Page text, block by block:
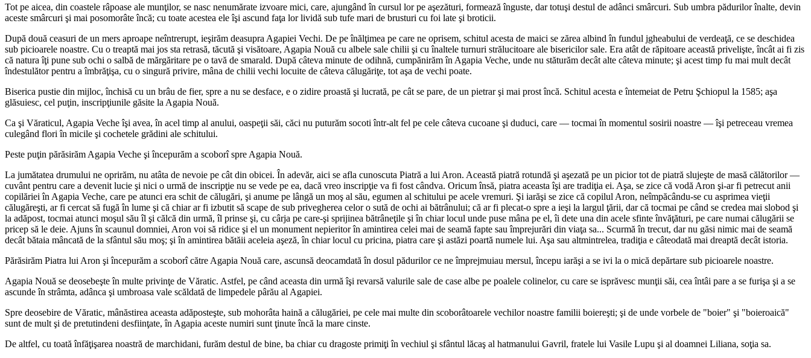
Tot pe aicea, din coastele râpoase ale munţilor, se nasc nenumărate izvoare mici, care, ajungând în cursul lor pe aşezături, formează înguste, dar totuşi destul de adânci smârcuri. Sub umbra pădurilor înalte, devin
aceste smârcuri şi mai posomorâte încă; cu toate acestea ele îşi ascund faţa lor lividă sub tufe mari de brusturi cu foi late şi broticii.
După două ceasuri de un mers aproape neîntrerupt, ieşirăm deasupra Agapiei Vechi. De pe înălţimea pe care ne oprisem, schitul acesta de maici se zărea albind în fundul jgheabului de verdeaţă, ce se deschidea
sub picioarele noastre. Cu o treaptă mai jos sta retrasă, tăcută şi visătoare, Agapia Nouă cu albele sale chilii şi cu înaltele turnuri strălucitoare ale bisericilor sale. Era atât de răpitoare această privelişte, încât ai fi zis
că natura îţi pune sub ochi o salbă de mărgăritare pe o tavă de smarald. După câteva minute de odihnă, cumpănirăm în Agapia Veche, unde nu stăturăm decât alte câteva minute; şi acest timp fu mai mult decât
îndestulător pentru a îmbrăţişa, cu o singură privire, mâna de chilii vechi locuite de câteva călugăriţe, tot aşa de vechi poate.
Biserica pustie din mijloc, închisă cu un brâu de fier, spre a nu se desface, e o zidire proastă şi lucrată, pe cât se pare, de un pietrar şi mai prost încă. Schitul acesta e întemeiat de Petru Şchiopul la 1585; aşa
glăsuiesc, cel puţin, inscripţiunile găsite la Agapia Nouă.
Ca şi Văraticul, Agapia Veche îşi avea, în acel timp al anului, oaspeţii săi, căci nu puturăm socoti într-alt fel pe cele câteva cucoane şi duduci, care — tocmai în momentul sosirii noastre — îşi petreceau vremea
culegând flori în micile şi cochetele grădini ale schitului.
Peste puţin părăsirăm Agapia Veche şi începurăm a scoborî spre Agapia Nouă.
La jumătatea drumului ne oprirăm, nu atâta de nevoie pe cât din obicei. În adevăr, aici se afla cunoscuta Piatră a lui Aron. Această piatră rotundă şi aşezată pe un picior tot de piatră slujeşte de masă călătorilor —
cuvânt pentru care a devenit lucie şi nici o urmă de inscripţie nu se vede pe ea, dacă vreo inscripţie va fi fost cândva. Oricum însă, piatra aceasta îşi are tradiţia ei. Aşa, se zice că vodă Aron şi-ar fi petrecut anii
copilăriei în Agapia Veche, care pe atunci era schit de călugări, şi anume pe lângă un moş al său, egumen al schitului pe acele vremuri. Şi iarăşi se zice că copilul Aron, neîmpăcându-se cu asprimea vieţii
călugăreşti, ar fi cercat să fugă în lume şi că chiar ar fi izbutit să scape de sub privegherea celor o sută de ochi ai bătrânului; că ar fi plecat-o spre a ieşi la largul ţării, dar că tocmai pe când se credea mai slobod şi
la adăpost, tocmai atunci moşul său îl şi călcă din urmă, îl prinse şi, cu cârja pe care-şi sprijinea bătrâneţile şi în chiar locul unde puse mâna pe el, îi dete una din acele sfinte învăţături, pe care numai călugării se
pricep să le deie. Ajuns în scaunul domniei, Aron voi să ridice şi el un monument nepieritor în amintirea celei mai de seamă fapte sau împrejurări din viaţa sa... Scurmă în trecut, dar nu găsi nimic mai de seamă
decât bătaia mâncată de la sfântul său moş; şi în amintirea bătăii aceleia aşeză, în chiar locul cu pricina, piatra care şi astăzi poartă numele lui. Aşa sau altmintrelea, tradiţia e câteodată mai dreaptă decât istoria.
Părăsirăm Piatra lui Aron şi începurăm a scoborî către Agapia Nouă care, ascunsă deocamdată în dosul pădurilor ce ne împrejmuiau mersul, începu iarăşi a se ivi la o mică depărtare sub picioarele noastre.
Agapia Nouă se deosebeşte în multe privinţe de Văratic. Astfel, pe când aceasta din urmă îşi revarsă valurile sale de case albe pe poalele colinelor, cu care se isprăvesc munţii săi, cea întâi pare a se furişa şi a se
ascunde în strâmta, adânca şi umbroasa vale scăldată de limpedele pârău al Agapiei.
Spre deosebire de Văratic, mânăstirea aceasta adăposteşte, sub mohorâta haină a călugăriei, pe cele mai multe din scoborâtoarele vechilor noastre familii boiereşti; şi de unde vorbele de "boier" şi "boieroaică"
sunt de mult şi de pretutindeni desfiinţate, în Agapia aceste numiri sunt ţinute încă la mare cinste.
De altfel, cu toată înfăţişarea noastră de marchidani, furăm destul de bine, ba chiar cu dragoste primiţi în vechiul şi sfântul lăcaş al hatmanului Gavril, fratele lui Vasile Lupu şi al doamnei Liliana, soţia sa.